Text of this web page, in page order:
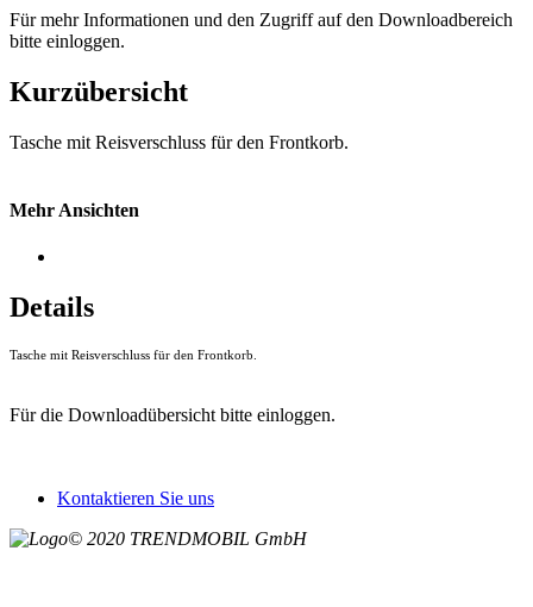
Für mehr Informationen und den Zugriff auf den Downloadbereich
bitte einloggen.
Kurzübersicht
Tasche mit Reisverschluss für den Frontkorb.
Mehr Ansichten
Details
Tasche mit Reisverschluss für den Frontkorb.
Für die Downloadübersicht bitte einloggen.
Kontaktieren Sie uns
© 2020 TRENDMOBIL GmbH